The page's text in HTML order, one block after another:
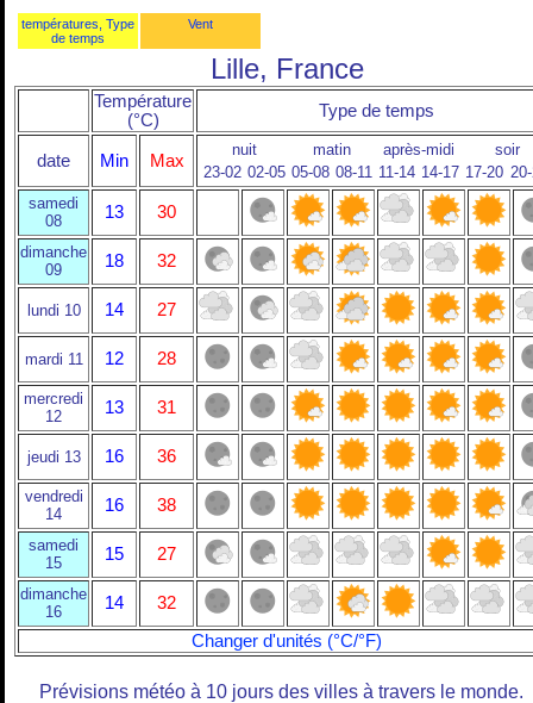
températures, Type
de temps
Vent
Lille, France
Température
(°C)
Type de temps
date Min Max
nuit matin après-midi
soir
23-02 02-05 05-08 08-11 11-14 14-17 17-20
samedi
08
13 30
dimanche
09
18 32
lundi 10 14 27
mardi 11 12 28
mercredi
12
13 31
jeudi 13 16 36
vendredi
14
16 38
samedi
15
15 27
dimanche
16
14
32
Changer d'unités (°C/°F)
Prévisions météo à 10 jours des villes à travers le monde.